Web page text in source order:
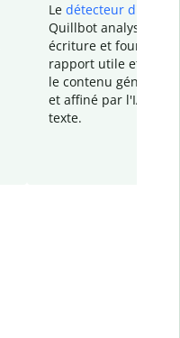
Le détecteur d'IA
Quillbot analyse votre
écriture et fournit un
rapport utile et
le contenu généré
et affiné par l'IA
texte.